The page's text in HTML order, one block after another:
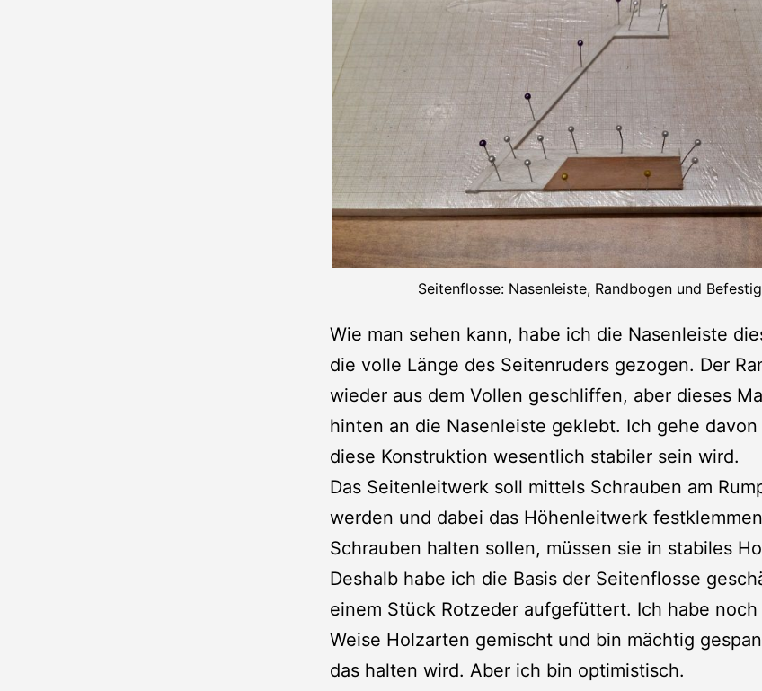
Seitenflosse: Nasenleiste, Randbogen und
Wie man sehen kann, habe ich die Nasenleiste
die volle Länge des Seitenruders gezogen. Der
wieder aus dem Vollen geschliffen, aber dieses
hinten an die Nasenleiste geklebt. Ich gehe davon
diese Konstruktion wesentlich stabiler sein wird.
Das Seitenleitwerk soll mittels Schrauben am
werden und dabei das Höhenleitwerk
Schrauben halten sollen, müssen sie in stabiles
Deshalb habe ich die Basis der Seitenflosse
einem Stück Rotzeder aufgefüttert. Ich habe
Weise Holzarten gemischt und bin mächtig
das halten wird. Aber ich bin optimistisch.